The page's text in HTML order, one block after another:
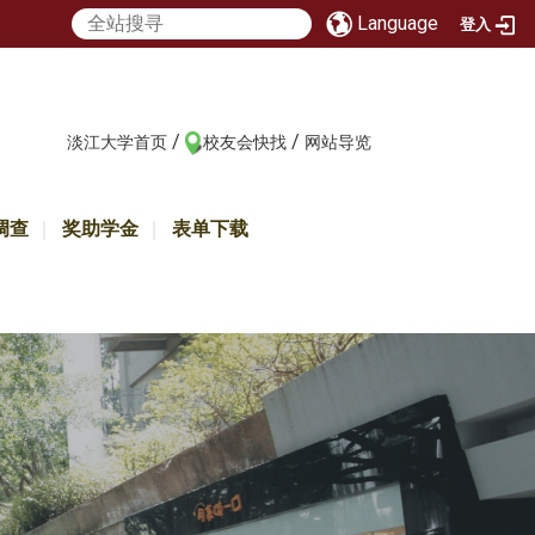
Language 登入
淡江大学首页 / 校友会快找 / 网站导览
查 奖助学金 表单下载